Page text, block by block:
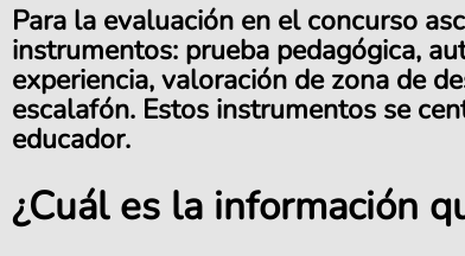
Para la evaluación en el concurso
instrumentos: prueba pedagógica,
experiencia, valoración de zona de
escalafón. Estos instrumentos se
educador.
¿Cuál es la información